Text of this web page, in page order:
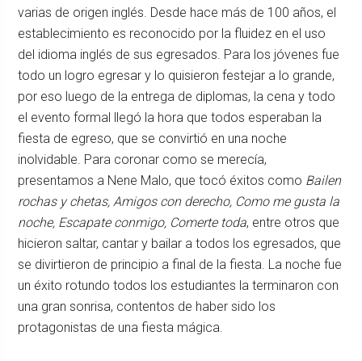
varias de origen inglés. Desde hace más de 100 años, el
establecimiento es reconocido por la fluidez en el uso
del idioma inglés de sus egresados. Para los jóvenes fue
todo un logro egresar y lo quisieron festejar a lo grande,
por eso luego de la entrega de diplomas, la cena y todo
el evento formal llegó la hora que todos esperaban la
fiesta de egreso, que se convirtió en una noche
inolvidable. Para coronar como se merecía,
presentamos a Nene Malo, que tocó éxitos como Bailen
rochas y chetas, Amigos con derecho, Como me gusta la
noche, Escapate conmigo, Comerte toda, entre otros que
hicieron saltar, cantar y bailar a todos los egresados, que
se divirtieron de principio a final de la fiesta. La noche fue
un éxito rotundo todos los estudiantes la terminaron con
una gran sonrisa, contentos de haber sido los
protagonistas de una fiesta mágica.